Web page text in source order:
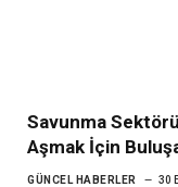
Savunma
Aşmak İçin
GÜNCEL HABERLER 30